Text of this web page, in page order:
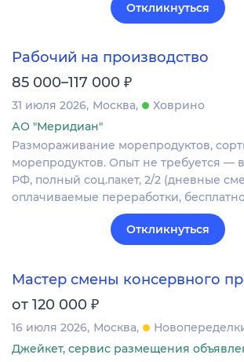
Откликнуться
Рабочий на производство
85 000–117 000 ₽
31 июля 2026 Москва
Ховрино
АО "Меридиан"
Размораживание морепродуктов,
морепродуктов. Опыт не требуется —
РФ, полный соц.пакет, 2/2 (дневные
оплачиваемые переработки,
Откликнуться
Мастер смены консервного
от 120 000 ₽
16 июля 2026 Москва
Джейкет, сервис размещения